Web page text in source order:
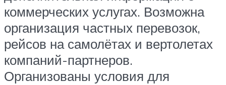
коммерческих услугах. Возможна
организация частных перевозок,
рейсов на самолётах и вертолетах
компаний-партнеров.
Организованы условия для